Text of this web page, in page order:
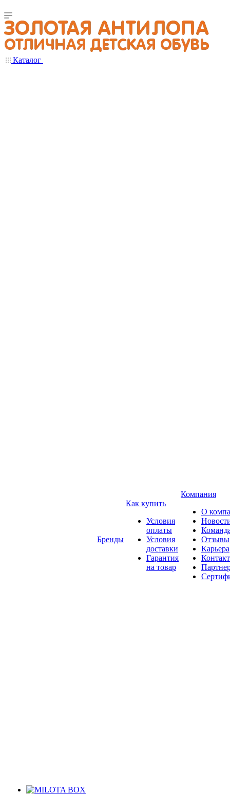
Каталог
Бренды
Как купить
Условия
оплаты
Условия
доставки
Гарантия
на товар
Компания
О
Отзывы
Карьера